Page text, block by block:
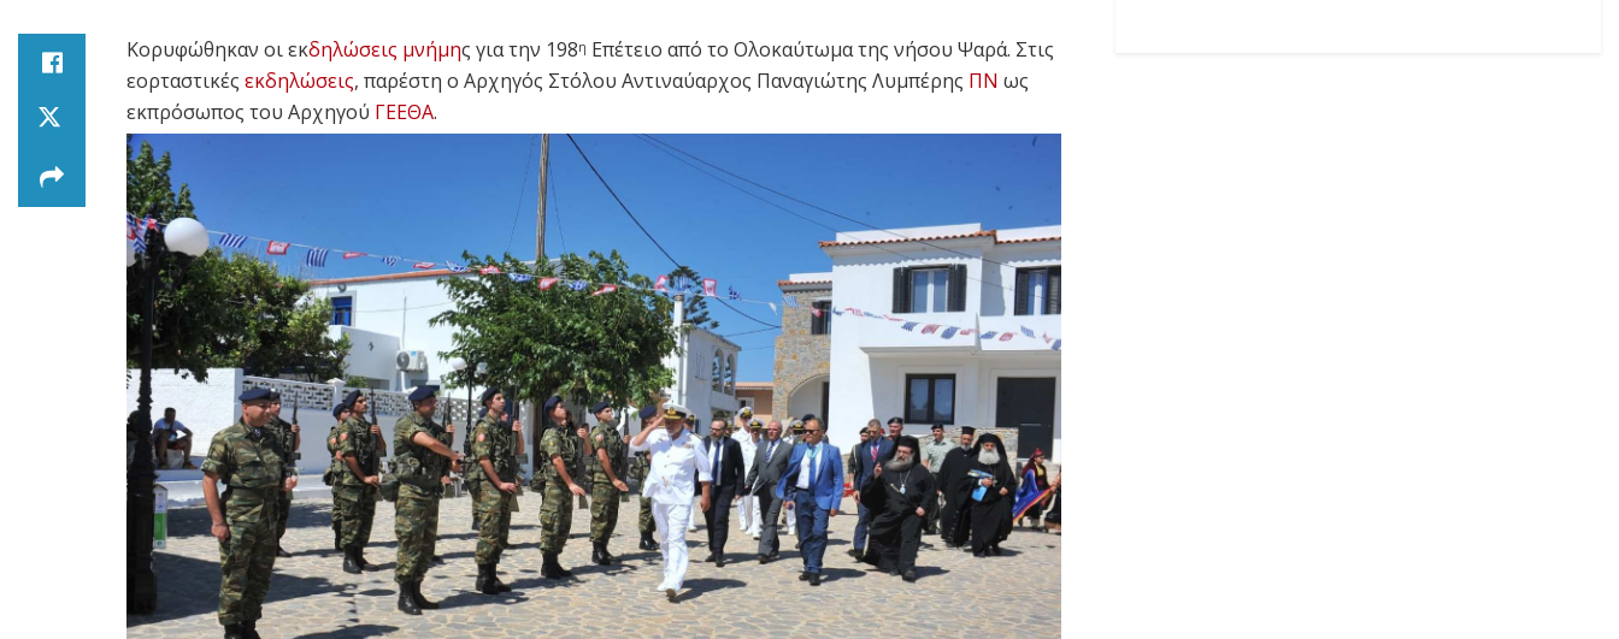
Kορυφώθηκαν οι εκδηλώσεις μνήμης για την 198η Επέτειο από το Ολοκαύτωμα της νήσου Ψαρά. Στις
εορταστικές εκδηλώσεις, παρέστη ο Αρχηγός Στόλου Αντιναύαρχος Παναγιώτης Λυμπέρης ΠΝ ως
εκπρόσωπος του Αρχηγού ΓΕΕΘΑ.